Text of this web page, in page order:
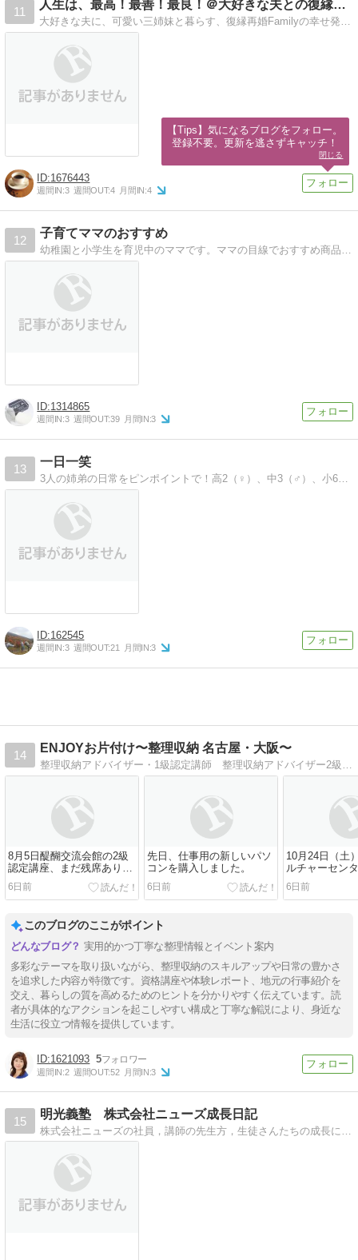
11
人生は、最高！最善！最良！＠大好きな夫との復縁再婚LIFE
1676443
週間IN:3 週間OUT:4 月間IN:4
12
子育てママのおすすめ
1314865
週間IN:3 週間OUT:39 月間IN:3
13
一日一笑
3人の姉弟の日常をピンポイントで！高2（♀）、中3（♂）、小6（♂）の３人の母です。一日に一笑いしてってください。
162545
週間IN:3 週間OUT:21 月間IN:3
14
ENJOYお片付け〜整理収納 名古屋・大阪〜
8月5日醍醐交流会館の2級
認定講座、まだ残席ありま
す。
6日前
先日、仕事用の新しいパソ
コンを購入しました。
6日前
10月24日（土
ルチャーセン
ラス「整理収
ー2級認定講座
知らせ
6日前
このブログのここがポイント
実用的かつ丁寧な整理情報とイベント案内
多彩なテーマを取り扱いながら、整理収納のスキルアップや日常の豊かさ
を追求した内容が特徴です。資格講座や体験レポート、地元の行事紹介を
交え、暮らしの質を高めるためのヒントを分かりやすく伝えています。読
者が具体的なアクションを起こしやすい構成と丁寧な解説により、身近な
生活に役立つ情報を提供しています。
1621093 5
週間IN:2 週間OUT:52 月間IN:3
15
明光義塾 株式会社ニューズ成長日記
【Tips】気になるブログをフォロー。
登録不要。更新を逃さずキャッチ！
閉じる